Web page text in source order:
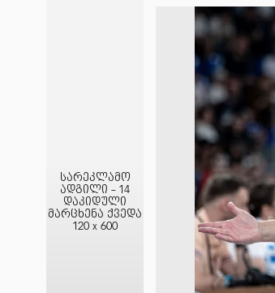
სარეკლამო
ადგილი - 14
დაკიდული
მარცხენა ქვედა
120 x 600